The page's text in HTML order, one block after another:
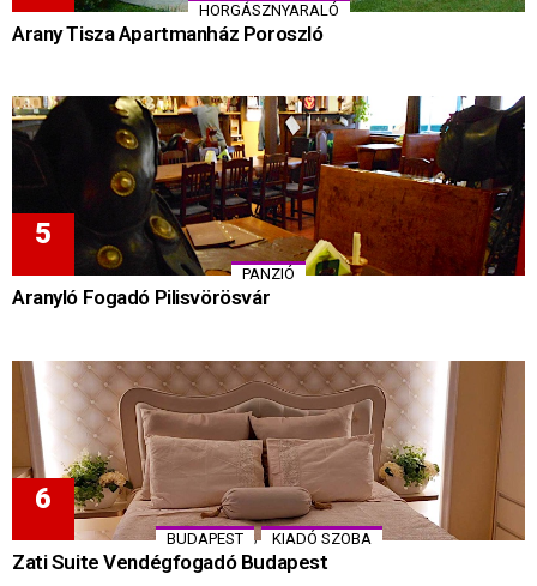
HORGÁSZNYARALÓ
Arany Tisza Apartmanház Poroszló
PANZIÓ
Aranyló Fogadó Pilisvörösvár
BUDAPEST , KIADÓ SZOBA
Zati Suite Vendégfogadó Budapest